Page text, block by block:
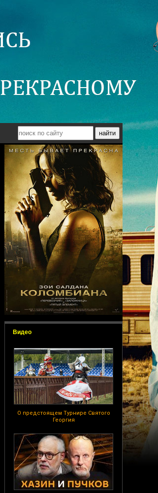
Видео
О предстоящем Турнире Святого
Георгия